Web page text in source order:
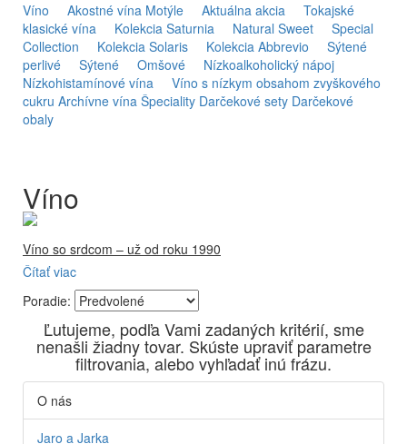
Víno Akostné vína Motýle Aktuálna akcia
Tokajské
klasické vína
Kolekcia Saturnia Natural Sweet
Special
Collection
Kolekcia Solaris Kolekcia Abbrevio
Sýtené
perlivé
Sýtené Omšové
Nízkoalkoholický nápoj
Nízkohistamínové vína
Víno s nízkym obsahom zvyškového
cukru Archívne vína Špeciality Darčekové sety Darčekové
obaly
Víno
Víno so srdcom – už od roku 1990
Firma Ostrožovič je najstaršou privátnou firmou na
slovenskom Tokaji.
Vyrábame kvalitné odrodové a výberové vína. Ako prví sme
priniesli na slovenský trh sólo spracované vína z tokajských
odrôd Furmint, Lipovina a Muškát žltý reduktívnou
technológiou. Hrozno spracúvame najmodernejšími
technológiami, vrátane riadenej fermentácie.
Čítať viac
Poradie:
Ľutujeme, podľa Vami zadaných kritérií, sme
nenašli žiadny tovar. Skúste upraviť parametre
filtrovania, alebo vyhľadať inú frázu.
O nás
Jaro a Jarka